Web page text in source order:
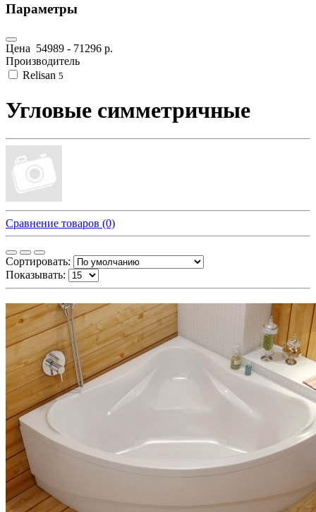
Параметры
Цена 54989 - 71296 р.
Производитель
Relisan 5
Угловые симметричные
Сравнение товаров (0)
Сортировать:
Показывать: